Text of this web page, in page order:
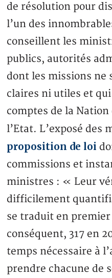
de résolution pour
l’un des
conseillent les
publics, autorités
dont les missions ne
claires ni utiles et
comptes de la
l’Etat. L’exposé des
proposition de loi
commissions et
ministres : « Leur
difficilement
se traduit en
conséquent, 317 en
temps nécessaire à
prendre chacune de